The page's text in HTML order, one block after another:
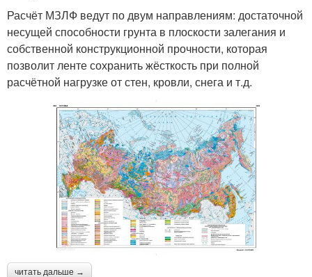
Расчёт МЗЛФ ведут по двум направлениям: достаточной
несущей способности грунта в плоскости залегания и
собственной конструкционной прочности, которая
позволит ленте сохранить жёсткость при полной
расчётной нагрузке от стен, кровли, снега и т.д.
читать дальше →